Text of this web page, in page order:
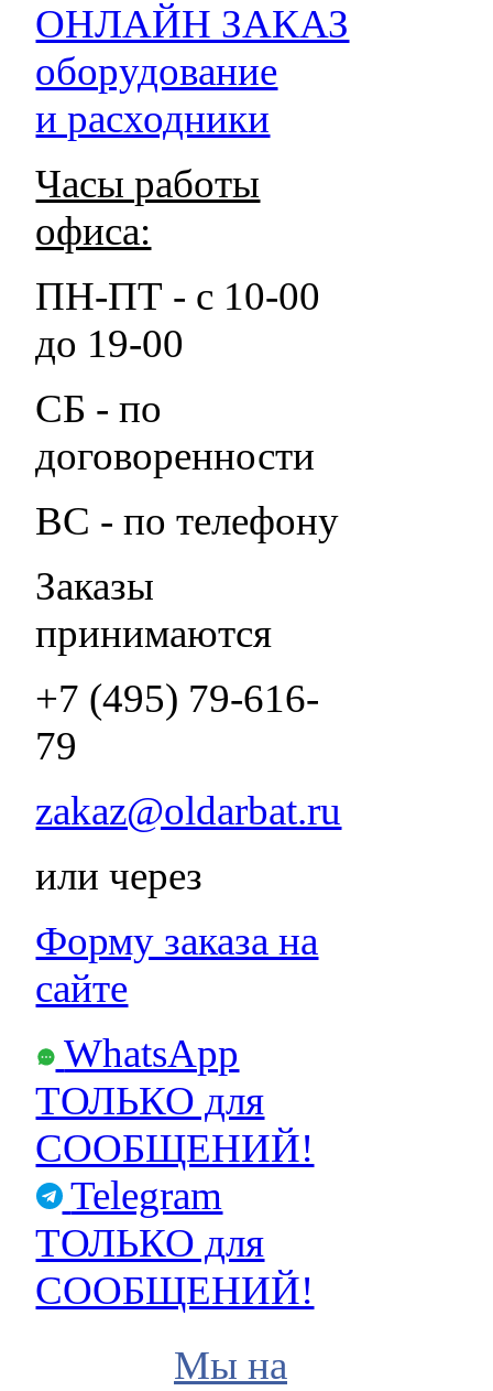
ОНЛАЙН ЗАКАЗ
оборудование
и расходники
Часы работы
офиса:
ПН-ПТ - с 10-00
до 19-00
СБ - по
договоренности
ВС - по телефону
Заказы
принимаются
+7 (495) 79-616-
79
zakaz@oldarbat.ru
или через
Форму заказа на
сайте
WhatsApp
ТОЛЬКО для
СООБЩЕНИЙ!
Telegram
ТОЛЬКО для
СООБЩЕНИЙ!
Мы на